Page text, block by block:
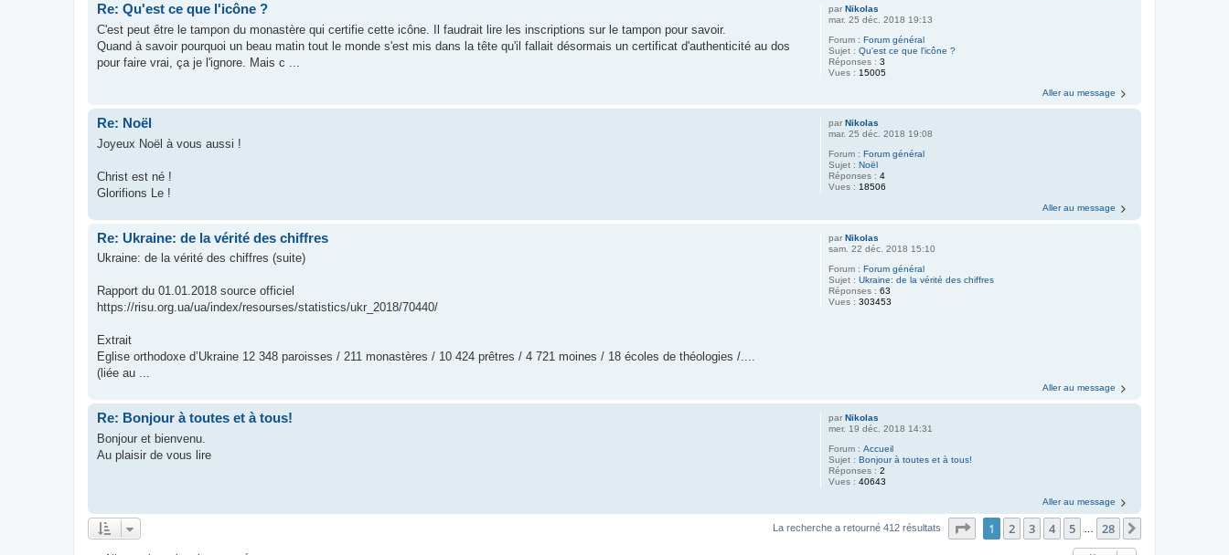
parNikolas
mar. 25 déc. 2018 19:13
Forum :Forum général
Sujet :Qu'est ce que l'icône ?
Réponses :3
Vues : 15005
Re: Qu'est ce que l'icône ?
C'est peut être le tampon du monastère qui certifie cette icône. Il faudrait lire les inscriptions sur le tampon pour savoir.
Quand à savoir pourquoi un beau matin tout le monde s'est mis dans la tête qu'il fallait désormais un certificat d'authenticité au dos
pour faire vrai, ça je l'ignore. Mais c ...
Aller au message
parNikolas
mar. 25 déc. 2018 19:08
Forum :Forum général
Sujet :Noël
Réponses :4
Vues : 18506
Re: Noël
Joyeux Noël à vous aussi !
Christ est né !
Glorifions Le !
Aller au message
parNikolas
sam. 22 déc. 2018 15:10
Forum :Forum général
Sujet :Ukraine: de la vérité des chiffres
Réponses :63
Vues :303453
Re: Ukraine: de la vérité des chiffres
Ukraine: de la vérité des chiffres (suite)
Rapport du 01.01.2018 source officiel
https://risu.org.ua/ua/index/resourses/statistics/ukr_2018/70440/
Extrait
Eglise orthodoxe d’Ukraine 12 348 paroisses / 211 monastères / 10 424 prêtres / 4 721 moines / 18 écoles de théologies /....
(liée au ...
Aller au message
parNikolas
mer. 19 déc. 2018 14:31
Forum :Accueil
Sujet :Bonjour à toutes et à tous!
Réponses :2
Vues :40643
Re: Bonjour à toutes et à tous!
Bonjour et bienvenu.
Au plaisir de vous lire
Aller au message
La recherche a retourné 412 résultats Page sur28
1 2 3 4 5 28